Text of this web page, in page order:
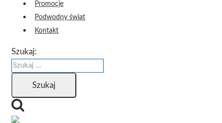
Promocje
Podwodny świat
Kontakt
Szukaj: